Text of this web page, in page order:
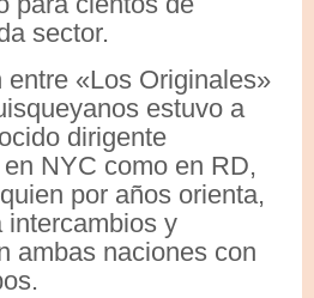
sector.
entre «Los Originales»
estuvo a
dirigente
NYC como en RD,
por años orienta,
intercambios y
ambas naciones con